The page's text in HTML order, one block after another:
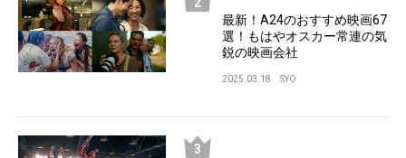
最新！A24のおすすめ映画67
選！もはやオスカー常連の気
鋭の映画会社
2025.03.18 SYO